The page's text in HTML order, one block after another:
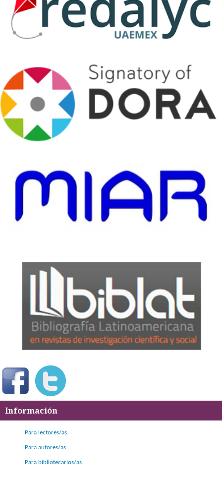
Información
Para lectores/as
Para autores/as
Para bibliotecarios/as